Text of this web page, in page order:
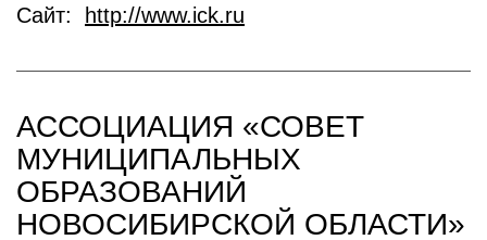
Сайт:
http://www.ick.ru
АССОЦИАЦИЯ «СОВЕТ
МУНИЦИПАЛЬНЫХ
ОБРАЗОВАНИЙ
НОВОСИБИРСКОЙ ОБЛАСТИ»